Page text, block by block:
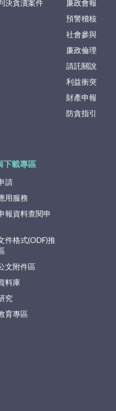
決貪瀆案件 廉政會報
預警稽核
社會參與
廉政倫理
請託關說
利益衝突
財產申報
防貪指引
下載專區
請
用服務
報資料查閱申
件格式(ODF)推
文附件區
料庫
究
育專區